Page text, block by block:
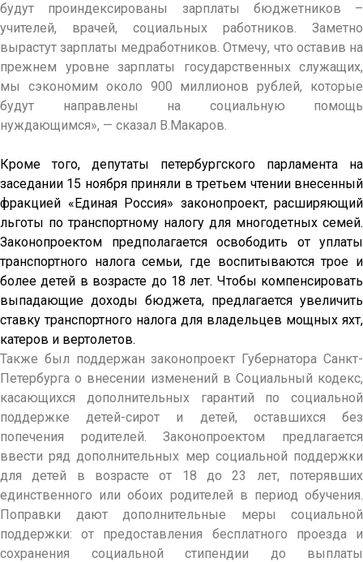
будут проиндексированы зарплаты бюджетников –
учителей, врачей, социальных работников. Заметно
вырастут зарплаты медработников. Отмечу, что оставив на
прежнем уровне зарплаты государственных служащих,
мы сэкономим около 900 миллионов рублей, которые
будут направлены на социальную помощь
нуждающимся», — сказал В.Макаров.
Кроме того, депутаты петербургского парламента на
заседании 15 ноября приняли в третьем чтении внесенный
фракцией «Единая Россия» законопроект, расширяющий
льготы по транспортному налогу для многодетных семей.
Законопроектом предполагается освободить от уплаты
транспортного налога семьи, где воспитываются трое и
более детей в возрасте до 18 лет. Чтобы компенсировать
выпадающие доходы бюджета, предлагается увеличить
ставку транспортного налога для владельцев мощных яхт,
катеров и вертолетов.
Также был поддержан законопроект Губернатора Санкт-
Петербурга о внесении изменений в Социальный кодекс,
касающихся дополнительных гарантий по социальной
поддержке детей-сирот и детей, оставшихся без
попечения родителей. Законопроектом предлагается
ввести ряд дополнительных мер социальной поддержки
для детей в возрасте от 18 до 23 лет, потерявших
единственного или обоих родителей в период обучения.
Поправки дают дополнительные меры социальной
поддержки: от предоставления бесплатного проезда и
сохранения социальной стипендии до выплаты